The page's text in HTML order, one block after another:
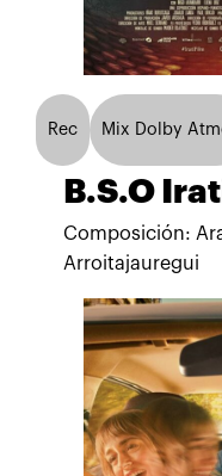
Rec Mix Dolby
B.S.O
Composición:
Arroitajauregui